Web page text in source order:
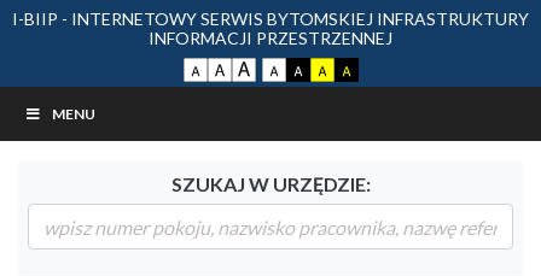
I-BIIP - INTERNETOWY SERWIS BYTOMSKIEJ INFRASTRUKTURY
INFORMACJI PRZESTRZENNEJ
MENU
SZUKAJ W URZĘDZIE: